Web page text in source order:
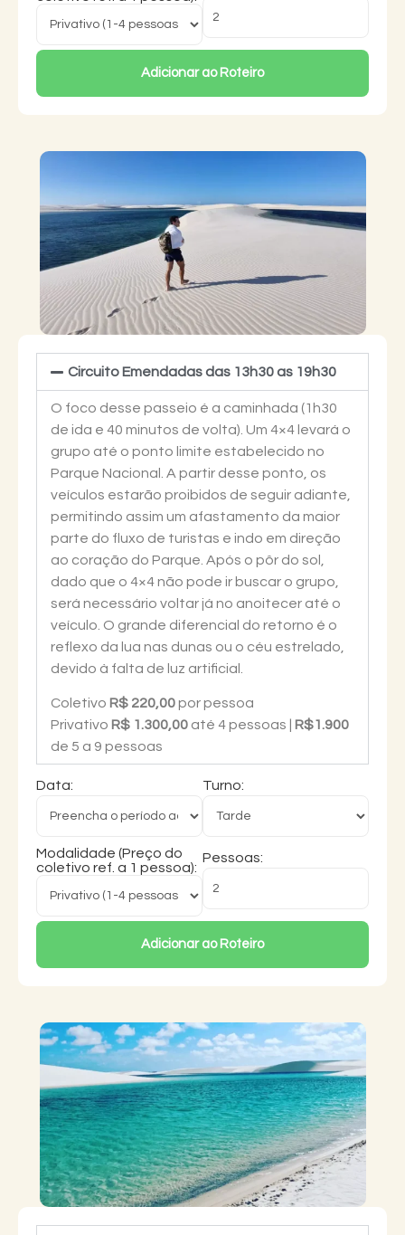
Adicionar ao Roteiro
Circuito Emendadas das 13h30 as 19h30
O foco desse passeio é a caminhada (1h30
de ida e 40 minutos de volta). Um 4×4 levará o
grupo até o ponto limite estabelecido no
Parque Nacional. A partir desse ponto, os
veículos estarão proibidos de seguir adiante,
permitindo assim um afastamento da maior
parte do fluxo de turistas e indo em direção
ao coração do Parque. Após o pôr do sol,
dado que o 4×4 não pode ir buscar o grupo,
será necessário voltar já no anoitecer até o
veículo. O grande diferencial do retorno é o
reflexo da lua nas dunas ou o céu estrelado,
devido à falta de luz artificial.
Coletivo R$ 220,00por pessoa
Privativo R$ 1.300,00 até 4 pessoas | R$1.900
de 5 a 9 pessoas
Data: Turno:
Modalidade (Preço do
coletivo ref. a 1 pessoa):
Pessoas:
Adicionar ao Roteiro